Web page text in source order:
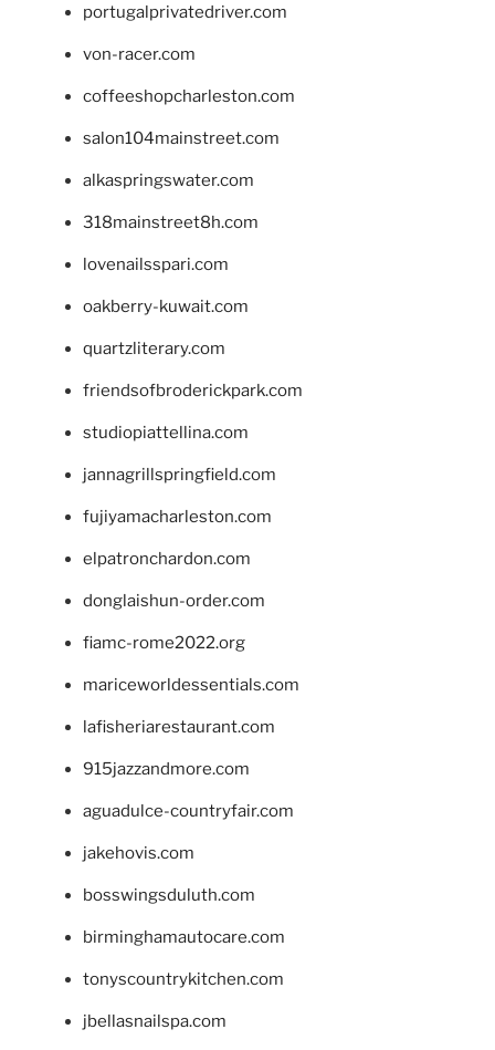
portugalprivatedriver.com
von-racer.com
coffeeshopcharleston.com
salon104mainstreet.com
alkaspringswater.com
318mainstreet8h.com
lovenailsspari.com
oakberry-kuwait.com
quartzliterary.com
friendsofbroderickpark.com
studiopiattellina.com
jannagrillspringfield.com
fujiyamacharleston.com
elpatronchardon.com
donglaishun-order.com
fiamc-rome2022.org
mariceworldessentials.com
lafisheriarestaurant.com
915jazzandmore.com
aguadulce-countryfair.com
jakehovis.com
bosswingsduluth.com
birminghamautocare.com
tonyscountrykitchen.com
jbellasnailspa.com